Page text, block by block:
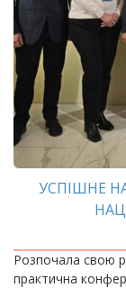
УСПІШНЕ
Розпочала свою
практична